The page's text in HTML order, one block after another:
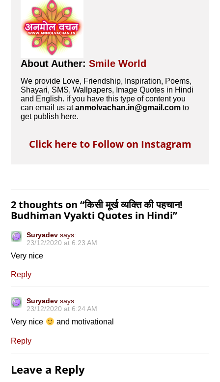
About Auther:Smile World
We provide Love, Friendship, Inspiration, Poems,
Shayari, SMS, Wallpapers, Image Quotes in Hindi
and English. if you have this type of content you
can email us atanmolvachan.in@gmail.com to
get publish here.
Click here to Follow on Instagram
2 thoughts on “किसी मूर्ख व्‍यक्ति की पहचान!
Budhiman Vyakti Quotes in Hindi”
Suryadev says:
23/12/2020 at 6:23 AM
Very nice
Reply
Suryadev says:
23/12/2020 at 6:24 AM
Very nice and motivational
Reply
Leave a Reply